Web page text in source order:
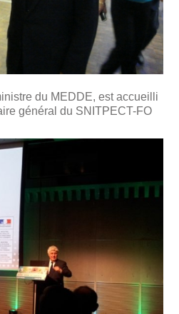
du MEDDE, est accueilli
général du SNITPECT-FO